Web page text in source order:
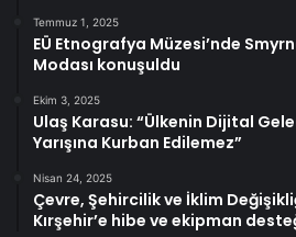
Temmuz 1, 2025
EÜ Etnografya Müzesi’nde
Modası konuşuldu
Ekim 3, 2025
Ulaş Karasu: “Ülkenin Dijital
Yarışına Kurban Edilemez”
Nisan 24, 2025
Çevre, Şehircilik ve İklim
Kırşehir’e hibe ve ekipman